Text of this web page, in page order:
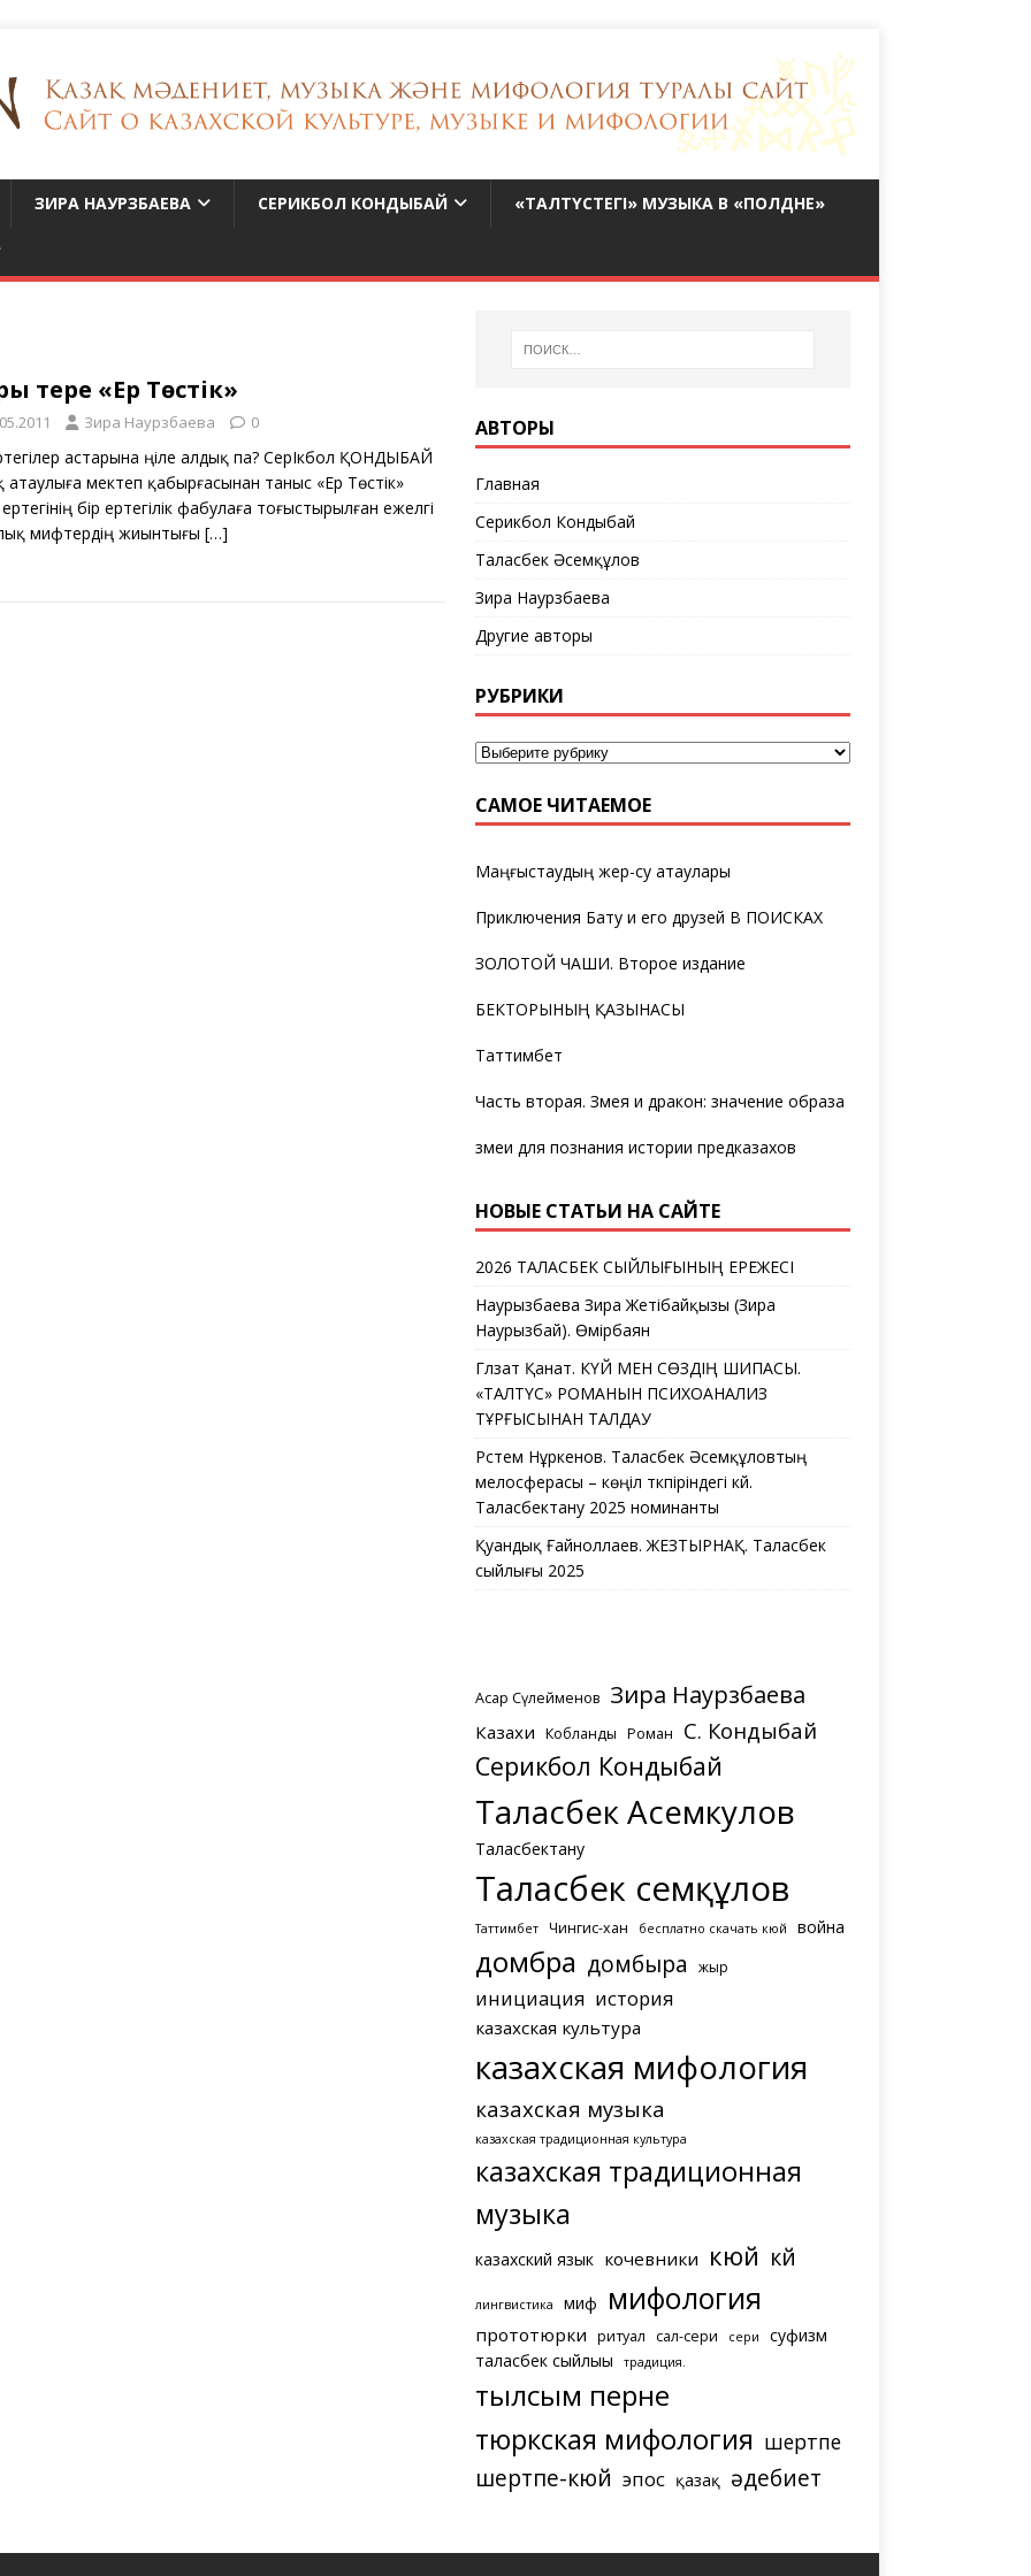
ЗИРА НАУРЗБАЕВА СЕРИКБОЛ КОНДЫБАЙ «ТАЛТҮСТЕГІ» МУЗЫКА В «ПОЛДНЕ»
терең «Ер Төстік»
Зира Наурзбаева 0
астарына үңіле алдық па? СерІкбол ҚОНДЫБАЙ
атаулыға мектеп қабырғасынан таныс «Ер Төстік»
бір ертегілік фабулаға тоғыстырылған ежелгі
мифтердің жиынтығы […]
АВТОРЫ
Главная
Серикбол Кондыбай
Таласбек Әсемқұлов
Зира Наурзбаева
Другие авторы
РУБРИКИ
САМОЕ ЧИТАЕМОЕ
Маңғыстаудың жер-су атаулары
Приключения Бату и его друзей В ПОИСКАХ
ЗОЛОТОЙ ЧАШИ. Второе издание
БЕКТОРЫНЫҢ ҚАЗЫНАСЫ
Таттимбет
Часть вторая. Змея и дракон: значение образа
змеи для познания истории предказахов
НОВЫЕ СТАТЬИ НА САЙТЕ
2026 ТАЛАСБЕК СЫЙЛЫҒЫНЫҢ ЕРЕЖЕСІ
Наурызбаева Зира Жетібайқызы (Зира
Наурызбай). Өмірбаян
Гүлзат Қанат. КҮЙ МЕН СӨЗДІҢ ШИПАСЫ.
«ТАЛТҮС» РОМАНЫН ПСИХОАНАЛИЗ
ТҰРҒЫСЫНАН ТАЛДАУ
Рүстем Нұркенов. Таласбек Әсемқұловтың
мелосферасы – көңіл түкпіріндегі күй.
Таласбектану 2025 номинанты
Қуандық Ғайноллаев. ЖЕЗТЫРНАҚ. Таласбек
сыйлығы 2025
Асқар Сүлейменов Зира Наурзбаева
Казахи Кобланды Роман С. Кондыбай
Серикбол Кондыбай
Таласбек Асемкулов
Таласбектану
Таласбек Әсемқұлов
Таттимбет Чингис-хан бесплатно скачать кюй война
домбра домбыра жыр
инициация история
казахская культура
казахская мифология
казахская музыка
казахская традиционная культура
казахская традиционная
музыка
казахский язык кочевники кюй күй
лингвистика миф мифология
прототюрки ритуал сал-сери сери
суфизм
таласбек сыйлығы
традиция.
тылсым перне
тюркская мифология шертпе
шертпе-кюй эпос қазақ әдебиет